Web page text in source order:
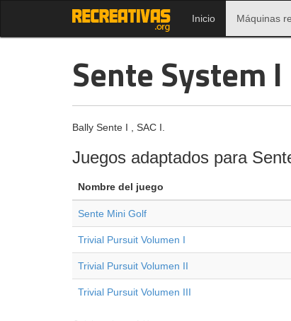
Inicio Máquinas
Sente System I
Bally Sente I , SAC I.
Juegos adaptados para
Nombre del juego
Sente Mini Golf
Trivial Pursuit Volumen I
Trivial Pursuit Volumen II
Trivial Pursuit Volumen III